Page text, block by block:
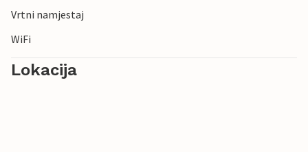
Vrtni namjestaj
WiFi
Lokacija